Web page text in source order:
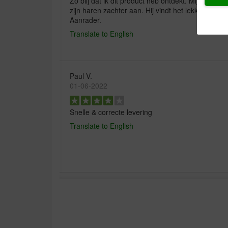
zijn haren zachter aan. Hij vindt het lekker, wat
Aanrader.
Translate to English
Paul V.
01-06-2022
Snelle & correcte levering
Translate to English